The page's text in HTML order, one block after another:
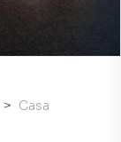
Casa